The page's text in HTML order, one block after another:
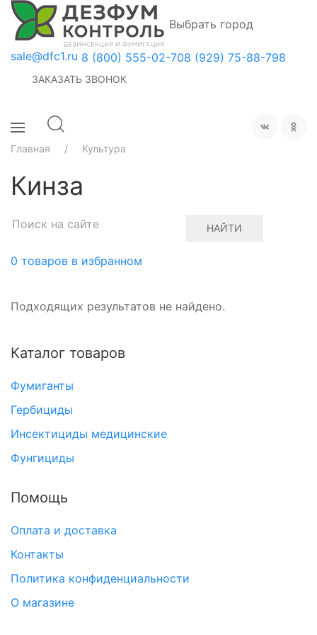
Выбрать город
sale@dfc1.ru 8 (800) 555-02-708 (929) 75-88-798
ЗАКАЗАТЬ ЗВОНОК
Главная Культура
Кинза
НАЙТИ
0 товаров в избранном
Подходящих результатов не найдено.
Каталог товаров
Фумиганты
Гербициды
Инсектициды медицинские
Фунгициды
Помощь
Оплата и доставка
Контакты
Политика конфиденциальности
О магазине